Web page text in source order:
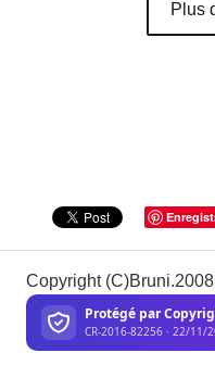
Plus
Copyright